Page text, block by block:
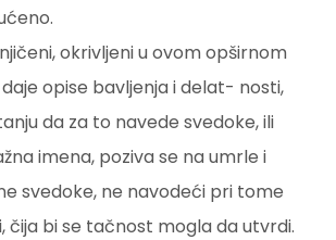
okrivljeni u ovom opširnom
opise bavljenja i delat- nosti,
da za to navede svedoke, ili
imena, poziva se na umrle i
svedoke, ne navodeći pri tome
čija bi se tačnost mogla da utvrdi.